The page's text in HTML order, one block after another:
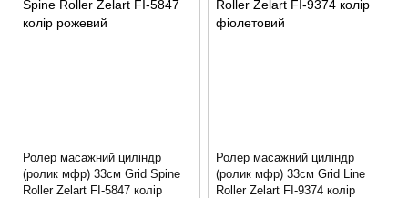
Ролер масажний циліндр
(ролик мфр) 33см Grid Spine
Roller Zelart FI-5847 колір
Ролер масажний циліндр
(ролик мфр) 33см Grid Line
Roller Zelart FI-9374 колір